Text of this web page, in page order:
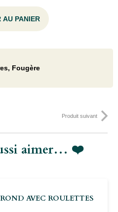
AU PANIER
, Fougère
Produit suivant
aimer… ❤️
AVEC ROULETTES